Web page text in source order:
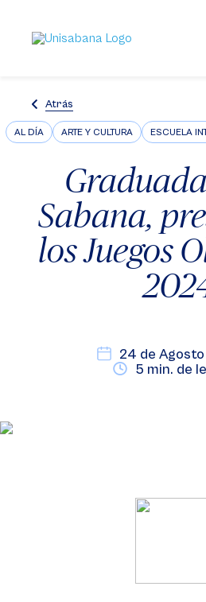
contenido
principal
Atrás
AL DÍA ARTE Y CULTURA
Sabana,
los Juegos
24 de
5 min. de